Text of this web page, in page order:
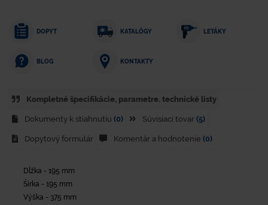
DOPYT KATALÓGY LETÁKY
BLOG KONTAKTY
Kompletné špecifikácie, parametre. technické listy
Dokumenty k stiahnutiu (0) Súvisiaci tovar (5)
Dopytový formulár Komentár a hodnotenie (0)
Dĺžka - 195 mm
Šírka - 195 mm
Výška - 375 mm